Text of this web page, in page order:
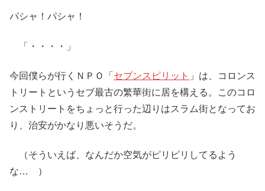
パシャ！パシャ！
「・・・・」
今回僕らが行くＮＰＯ「 セブンスピリット 」は、コロンス
トリートというセブ最古の繁華街に居を構える。このコロ
ンストリートをちょっと行った辺りはスラム街となってお
り、治安がかなり悪いそうだ。
（そういえば、なんだか空気がピリピリしてるよう
な… ）